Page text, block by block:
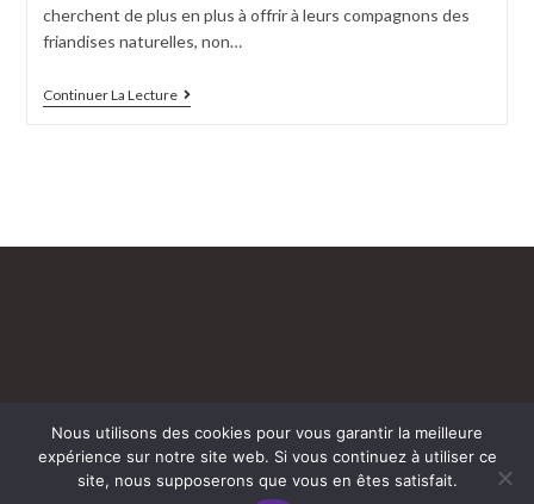
cherchent de plus en plus à offrir à leurs compagnons des
friandises naturelles, non…
Continuer La LectureFriandises
Naturelles
Chaque
Mentions légales Cguv Politique de confidentialité
Nous utilisons des cookies pour vous garantir la meilleure
expérience sur notre site web. Si vous continuez à utiliser ce
site, nous supposerons que vous en êtes satisfait.